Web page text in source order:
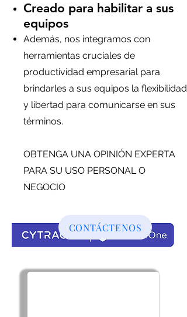
Creado para habilitar a sus
equipos
Además, nos integramos con
herramientas cruciales de
productividad empresarial para
brindarles a sus equipos la flexibilidad
y libertad para comunicarse en sus
términos.
OBTENGA UNA OPINIÓN EXPERTA
PARA SU USO PERSONAL O
NEGOCIO
CONTÁCTENOS